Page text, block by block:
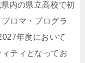
内の県立高校で初
ロマ・プログラ
年度において
ティとなってお